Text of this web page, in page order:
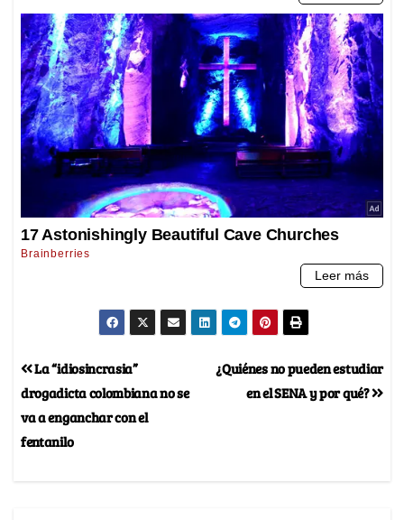
¿Quiénes no pueden estudiar
en el SENA y por qué?
La “idiosincrasia”
drogadicta colombiana no se
va a enganchar con el
fentanilo